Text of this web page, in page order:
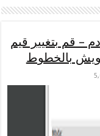
– قم بتغيير قيم